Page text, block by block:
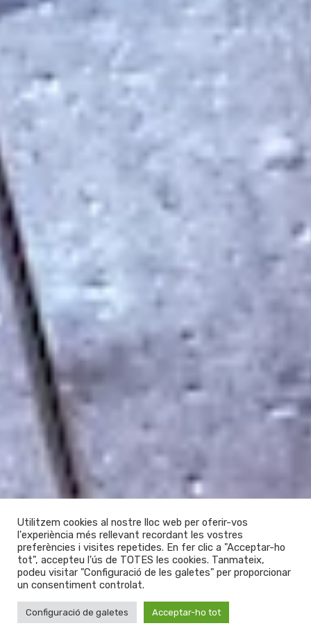
Utilitzem cookies al nostre lloc web per oferir-vos
l'experiència més rellevant recordant les vostres
preferències i visites repetides. En fer clic a "Acceptar-ho
tot", accepteu l'ús de TOTES les cookies. Tanmateix,
podeu visitar "Configuració de les galetes" per proporcionar
un consentiment controlat.
Configuració de galetes Acceptar-ho tot